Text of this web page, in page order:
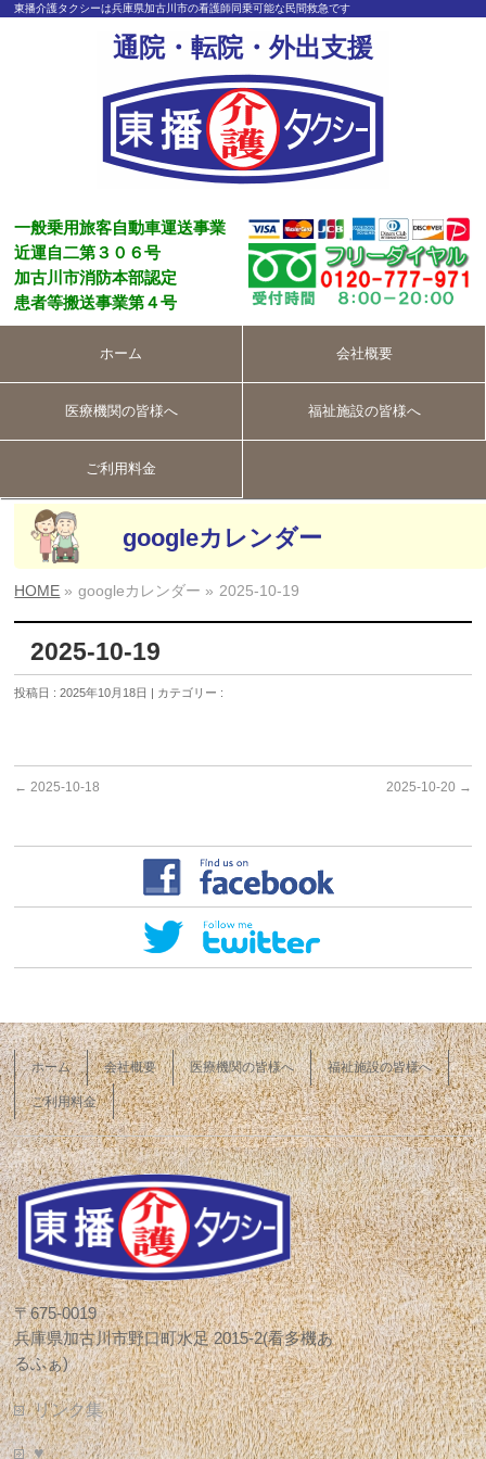
東播介護タクシーは兵庫県加古川市の看護師同乗可能な民間救急です
通院・転院・外出支援
一般乗用旅客自動車運送事業
近運自二第３０６号
加古川市消防本部認定
患者等搬送事業第４号
ホーム 会社概要
医療機関の皆様へ 福祉施設の皆様へ
ご利用料金
googleカレンダー
HOME » googleカレンダー » 2025-10-19
2025-10-19
投稿日 : 2025年10月18日 | カテゴリー :
← 2025-10-18 2025-10-20 →
ホーム 会社概要 医療機関の皆様へ 福祉施設の皆様へ
ご利用料金
〒675-0019
兵庫県加古川市野口町水足 2015-2(看多機あ
るふぁ)
リンク集
♥